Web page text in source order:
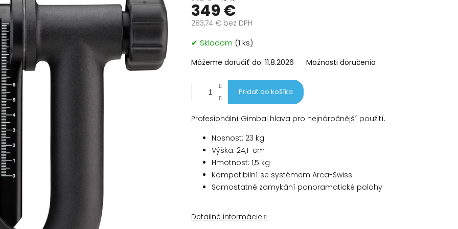
349 €
283,74 € bez DPH
Jednotková
cena:
✔ Skladom (1 ks)
Môžeme doručiť do: 11.8.2026 Možnosti doručenia
Pridať do košíka
Profesionální Gimbal hlava pro nejnáročnější použití.
Nosnost: 23 kg
Výška: 24,1 cm
Hmotnost: 1,5 kg
Kompatibilní se systémem Arca-Swiss
Samostatné zamykání panoramatické polohy
Detailné informácie